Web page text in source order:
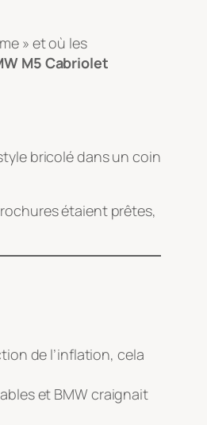
» et où les
M5 Cabriolet
bricolé dans un coin
étaient prêtes,
de l’inflation, cela
et BMW craignait